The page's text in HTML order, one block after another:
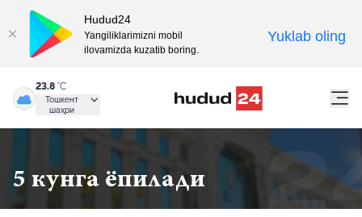
23.8 °C
Тошкент
шаҳри
5 кунга ёпилади
Hudud24
Yangiliklarimizni mobil
ilovamizda kuzatib boring.
Yuklab oling